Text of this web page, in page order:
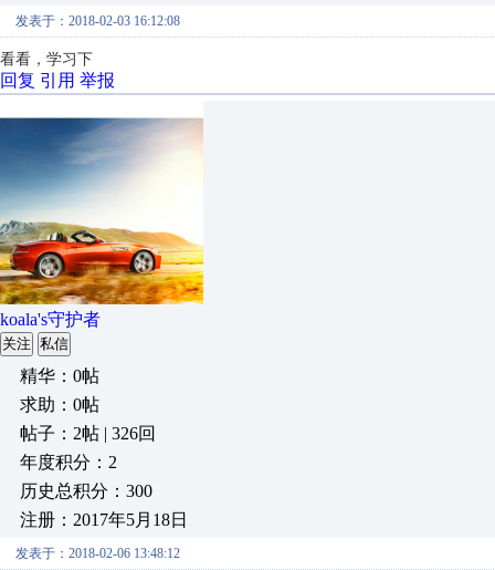
发表于：2018-02-03 16:12:08
看看，学习下
回复 引用 举报
koala's守护者
关注 私信
精华：0帖
求助：0帖
帖子：2帖 | 326回
年度积分：2
历史总积分：300
注册：2017年5月18日
发表于：2018-02-06 13:48:12